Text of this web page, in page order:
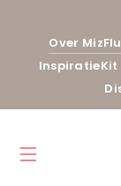
Over
InspiratieKit